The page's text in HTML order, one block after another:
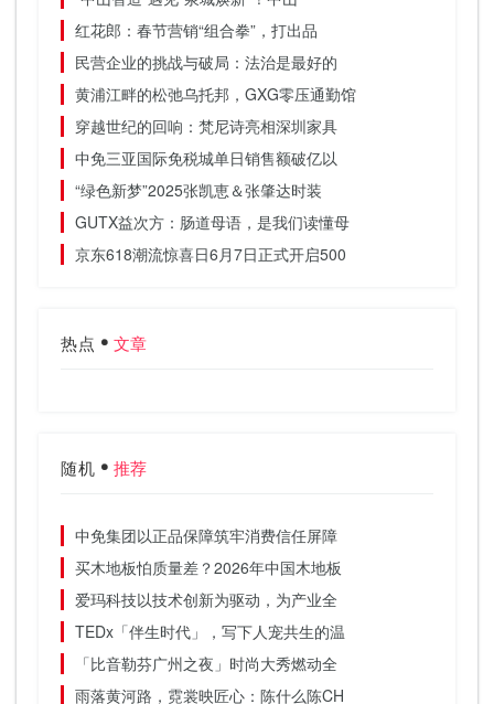
红花郎：春节营销“组合拳”，打出品
民营企业的挑战与破局：法治是最好的
黄浦江畔的松弛乌托邦，GXG零压通勤馆
穿越世纪的回响：梵尼诗亮相深圳家具
中免三亚国际免税城单日销售额破亿以
“绿色新梦”2025张凯恵＆张肇达时装
GUTX益次方：肠道母语，是我们读懂母
京东618潮流惊喜日6月7日正式开启500
热点 文章
随机 推荐
中免集团以正品保障筑牢消费信任屏障
买木地板怕质量差？2026年中国木地板
爱玛科技以技术创新为驱动，为产业全
TEDx「伴生时代」，写下人宠共生的温
「比音勒芬广州之夜」时尚大秀燃动全
雨落黄河路，霓裳映匠心：陈什么陈CH